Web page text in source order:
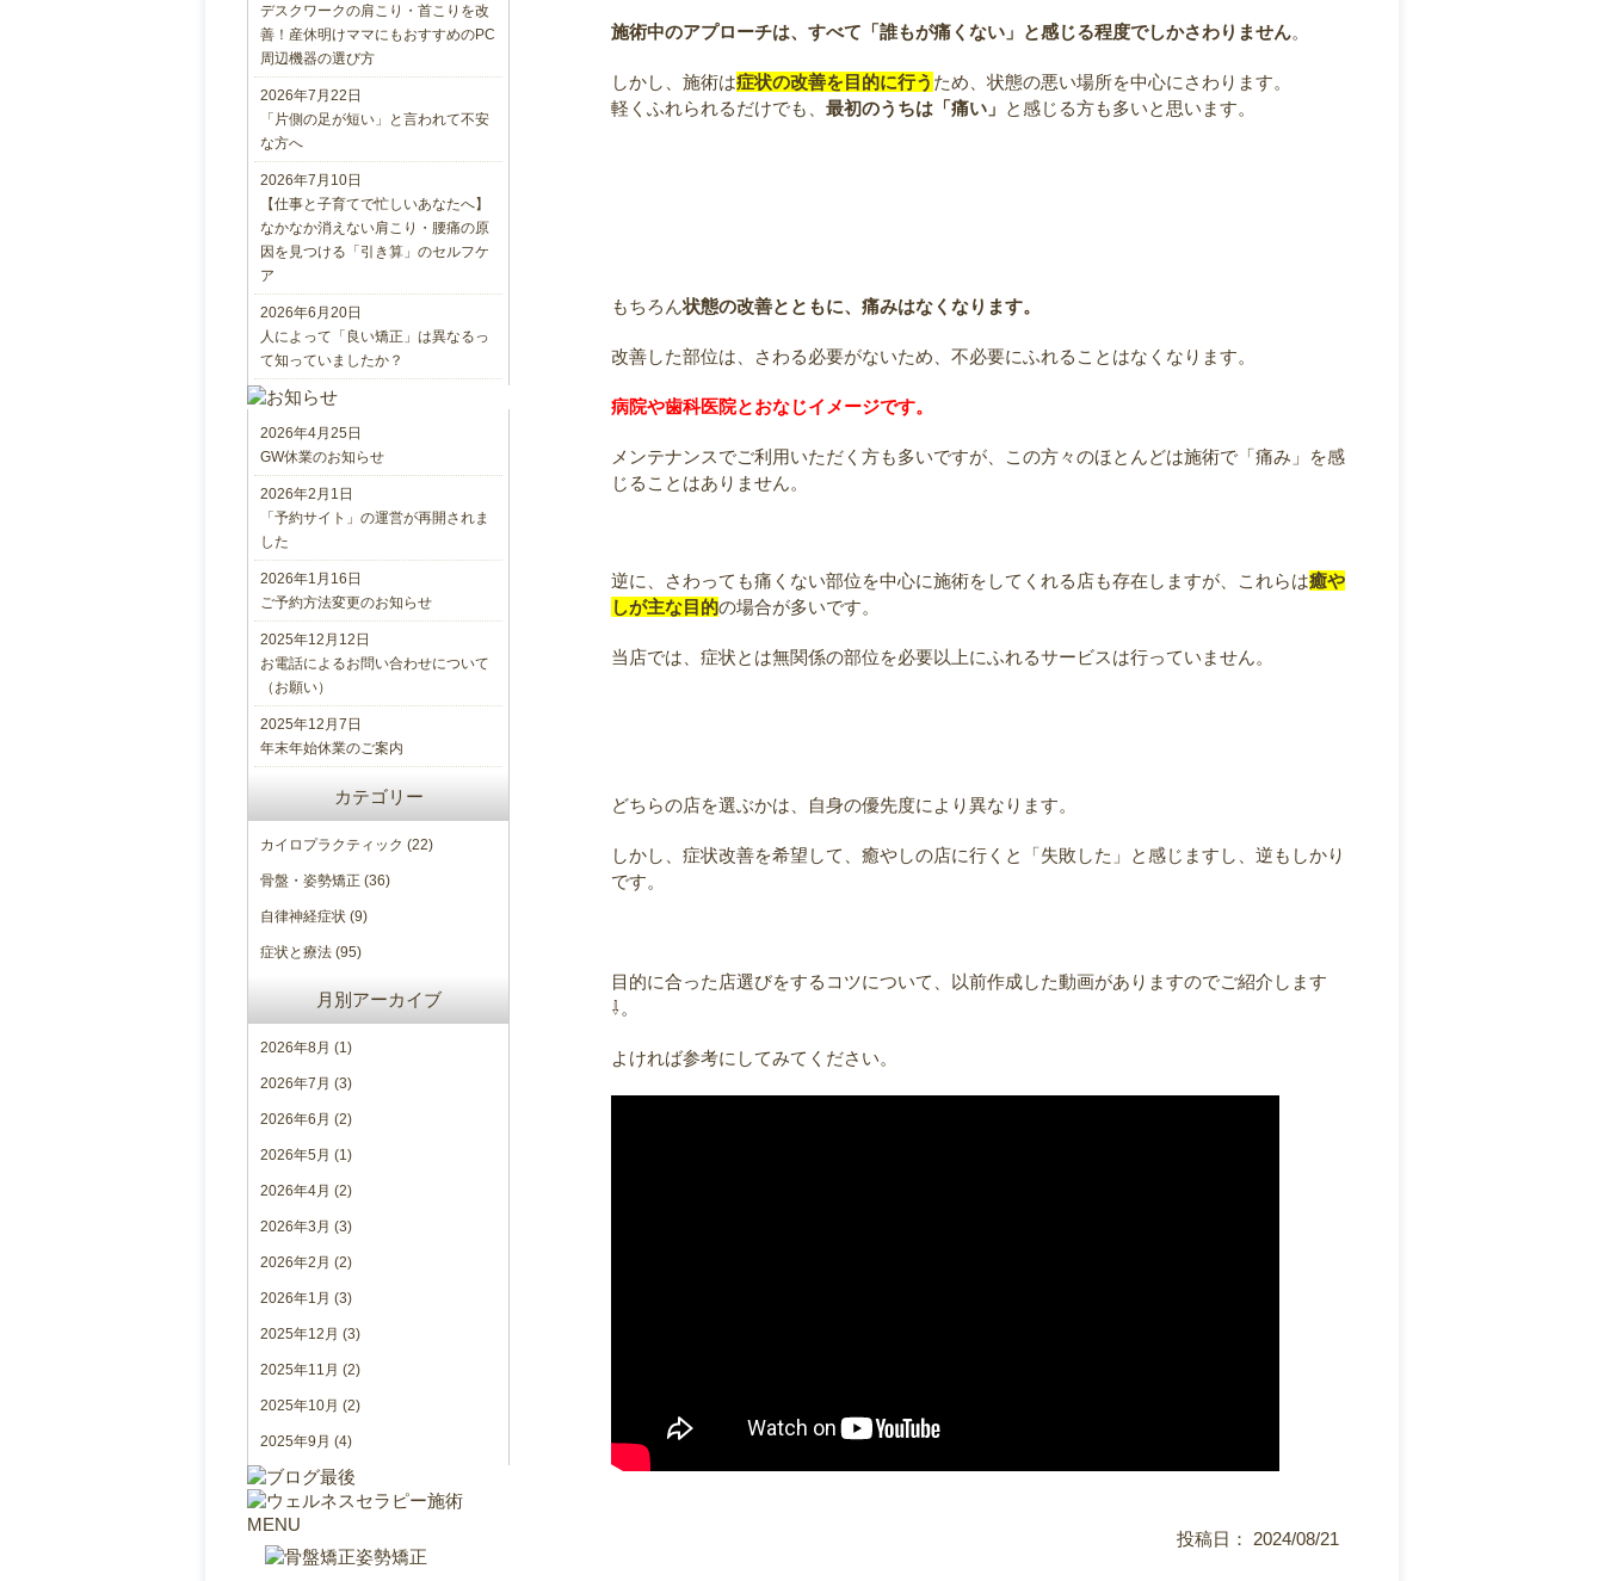
施術中のアプローチは、すべて「誰もが痛くない」と感じる程度でしかさわりません。
しかし、施術は症状の改善を目的に行う ため、状態の悪い場所を中心にさわります。
軽くふれられるだけでも、 最初のうちは「痛い」 と感じる方も多いと思います。
もちろん状態の改善とともに、痛みはなくなります。
改善した部位は、さわる必要がないため、不必要にふれることはなくなります。
病院や歯科医院とおなじイメージです。
メンテナンスでご利用いただく方も多いですが、この方々のほとんどは施術で「痛み」を感
じることはありません。
逆に、さわっても痛くない部位を中心に施術をしてくれる店も存在しますが、これらは癒や
しが主な目的の場合が多いです。
当店では、症状とは無関係の部位を必要以上にふれるサービスは行っていません。
どちらの店を選ぶかは、自身の優先度により異なります。
しかし、症状改善を希望して、癒やしの店に行くと「失敗した」と感じますし、逆もしかり
です。
目的に合った店選びをするコツについて、以前作成した動画がありますのでご紹介します
⇩。
よければ参考にしてみてください。
投稿日： 2024/08/21
デスクワークの肩こり・首こりを改
善！産休明けママにもおすすめのPC
周辺機器の選び方
2026年7月22日
「片側の足が短い」と言われて不安
な方へ
2026年7月10日
【仕事と子育てで忙しいあなたへ】
なかなか消えない肩こり・腰痛の原
因を見つける「引き算」のセルフケ
ア
2026年6月20日
人によって「良い矯正」は異なるっ
て知っていましたか？
2026年4月25日
GW休業のお知らせ
2026年2月1日
「予約サイト」の運営が再開されま
した
2026年1月16日
ご予約方法変更のお知らせ
2025年12月12日
お電話によるお問い合わせについて
（お願い）
2025年12月7日
年末年始休業のご案内
カテゴリー
カイロプラクティック (22)
骨盤・姿勢矯正 (36)
自律神経症状 (9)
症状と療法 (95)
月別アーカイブ
2026年8月 (1)
2026年7月 (3)
2026年6月 (2)
2026年5月 (1)
2026年4月 (2)
2026年3月 (3)
2026年2月 (2)
2026年1月 (3)
2025年12月 (3)
2025年11月 (2)
2025年10月 (2)
2025年9月 (4)